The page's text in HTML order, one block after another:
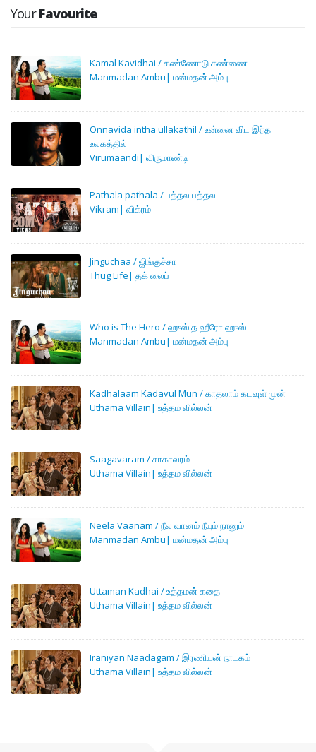
YourFavourite
Kamal Kavidhai / கண்ணோடு கண்ணை
Manmadan Ambu| மன்மதன் அம்பு
Onnavida intha ullakathil / உன்னை விட இந்த
உலகத்தில்
Virumaandi| விருமாண்டி
Pathala pathala / பத்தல பத்தல
Vikram| விக்ரம்
Jinguchaa / ஜிங்குச்சா
Thug Life| தக் லைப்
Who is The Hero / ஹுஸ் த ஹீரோ ஹுஸ்
Manmadan Ambu| மன்மதன் அம்பு
Kadhalaam Kadavul Mun / காதலாம் கடவுள் முன்
Uthama Villain| உத்தம வில்லன்
Saagavaram / சாகாவரம்
Uthama Villain| உத்தம வில்லன்
Neela Vaanam / நீல வானம் நீயும் நானும்
Manmadan Ambu| மன்மதன் அம்பு
Uttaman Kadhai / உத்தமன் கதை
Uthama Villain| உத்தம வில்லன்
Iraniyan Naadagam / இரணியன் நாடகம்
Uthama Villain| உத்தம வில்லன்